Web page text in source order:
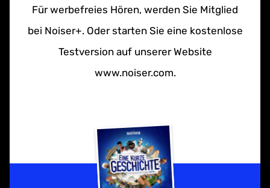
Für werbefreies Hören, werden Sie Mitglied
bei Noiser+. Oder starten Sie eine kostenlose
Testversion auf unserer Website
www.noiser.com.